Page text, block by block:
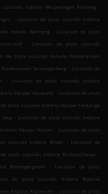
cuisinés Indiens Hesperingen Fenteng .
. Livraison de plats cuisinés Indiens
Indiens Bartreng . Livraison de plats
.
Livraison de plats cuisinés
de plats cuisinés Indiens Niederanven
Senningerberg . Livraison de
. Livraison de plats cuisinés Indiens
Hesper Houwald . Livraison de plats
plats cuisinés Indiens Hesper Fentange
Izeg . Livraison de plats cuisinés Indiens
Hesper Hamm . Livraison de plats
cuisinés Indiens Bridel . Livraison de
plats cuisinés Indiens Kockelscheuer .
Rollengergronn
.
Livraison de plats
de plats cuisinés Indiens Kopstal
Kopstal Koplescht . Livraison de plats